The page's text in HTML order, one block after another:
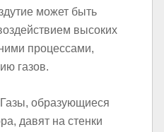
может быть
высоких
процессами,
газов.
Газы, образующиеся
давят на стенки